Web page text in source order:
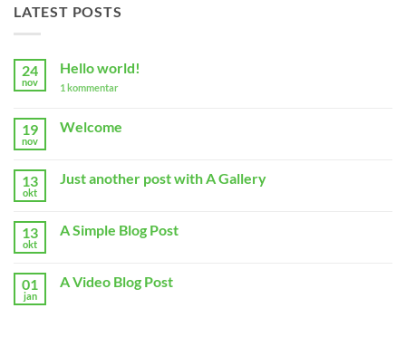
LATEST POSTS
24
nov
Hello world!
1 kommentartil
19
nov
Welcome
Welcome
13
okt
Just another post with A Gallery
Just
A
Gallery
13
okt
A Simple Blog Post
A
01
jan
A Video Blog Post